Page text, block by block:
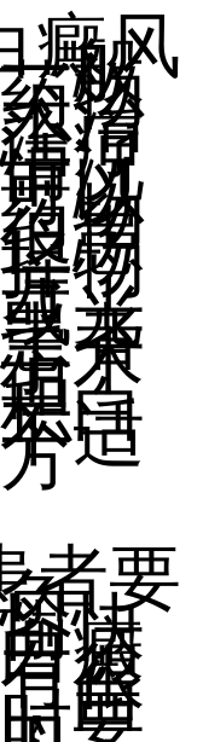
风
般
物
治
疗
况
以
物
患
物
光
者
术
白
适
要
快
癜
很
白
要